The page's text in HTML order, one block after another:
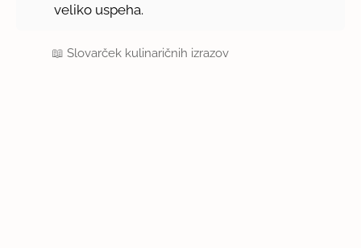
veliko uspeha.
📖Slovarček kulinaričnih izrazov